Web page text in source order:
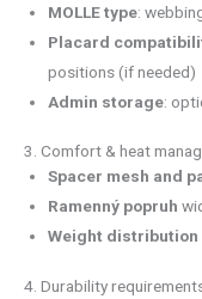
MOLLE type:
Placard
positions (if needed)
Admin storage:
3. Comfort & heat
Spacer mesh and
Ramenný popruh
Weight distribution
4. Durability